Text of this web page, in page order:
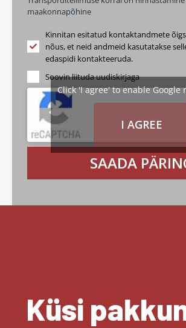
Küsi
maakonnapõhine
Kinnitan esitatud kontaktandmete
nõus, et neid andmeid kasutatakse
edaspidi kontakteeruda.
Soovin liituda uudiskirjaga
Click 'I agree' to enable Google
I AGREE
SAADA